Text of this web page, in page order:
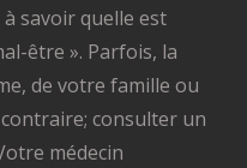
savoir quelle est
être ». Parfois, la
de votre famille ou
consulter un
médecin